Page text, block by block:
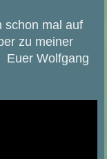
schon mal auf
zu meiner
Euer Wolfgang